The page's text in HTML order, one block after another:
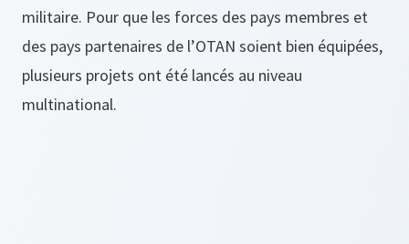
militaire. Pour que les forces des pays membres et
des pays partenaires de l’OTAN soient bien équipées,
plusieurs projets ont été lancés au niveau
multinational.